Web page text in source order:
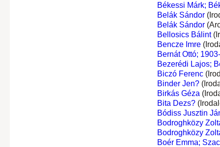
Békessi Márk;
Belák Sándor
Belák Sándor
Bellosics Bálint
Bencze Imre
Bernát Ottó;
Bezerédi Lajos;
Biczó Ferenc
Binder Jen?
Birkás Géza
Bita Dezs?
Bódiss Jusztin
Bodroghközy
Bodroghközy
Boér Emma;